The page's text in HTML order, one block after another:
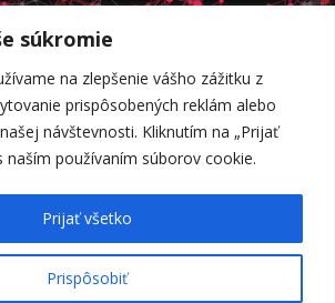
súkromie
na zlepšenie vášho zážitku z
prispôsobených reklám alebo
návštevnosti. Kliknutím na „Prijať
naším používaním súborov cookie.
Prispôsobiť
Prijať všetko